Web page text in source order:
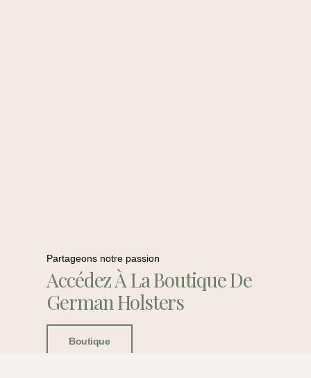
Partageons notre passion
Accédez À La Boutique De
German Holsters
Boutique